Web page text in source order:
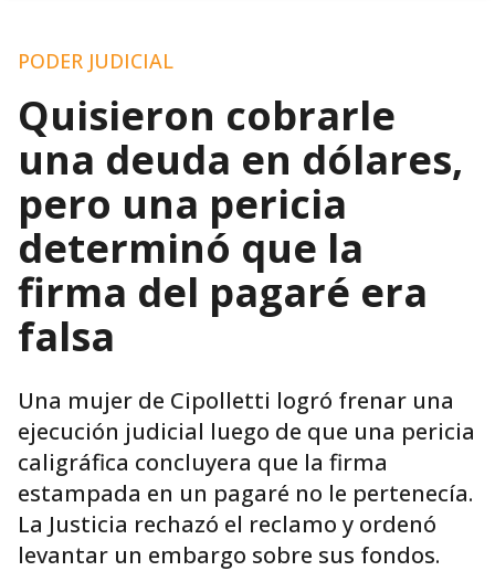
PODER JUDICIAL
Quisieron cobrarle
una deuda en dólares,
pero una pericia
determinó que la
firma del pagaré era
falsa
Una mujer de Cipolletti logró frenar una
ejecución judicial luego de que una pericia
caligráfica concluyera que la firma
estampada en un pagaré no le pertenecía.
La Justicia rechazó el reclamo y ordenó
levantar un embargo sobre sus fondos.